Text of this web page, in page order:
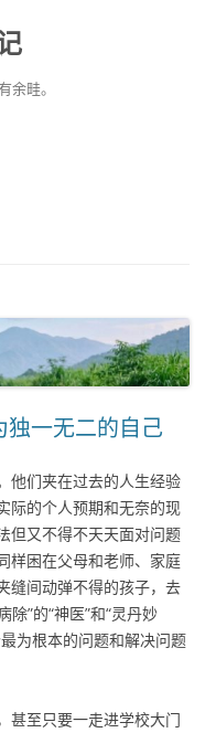
余畦。
独一无二的自己
他们夹在过去的人生经验
际的个人预期和无奈的现
但又不得不天天面对问题
样困在父母和老师、家庭
缝间动弹不得的孩子，去
除”的“神医”和“灵丹妙
为根本的问题和解决问题
甚至只要一走进学校大门